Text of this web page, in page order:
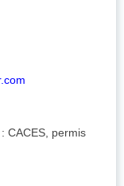
CACES, permis